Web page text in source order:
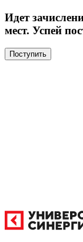
Идет
мест. Успей
Поступить